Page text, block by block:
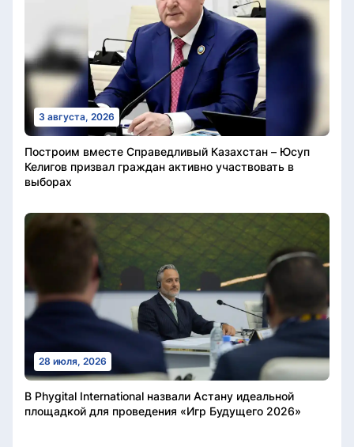
3 августа, 2026
Построим вместе Справедливый Казахстан – Юсуп
Келигов призвал граждан активно участвовать в
выборах
28 июля, 2026
В Phygital International назвали Астану идеальной
площадкой для проведения «Игр Будущего 2026»